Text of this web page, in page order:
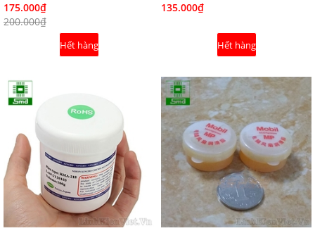
175.000₫
200.000₫
Hết hàng
135.000₫
Hết hàng